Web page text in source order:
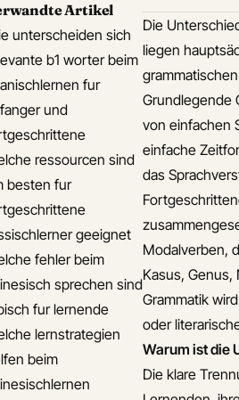
Artikel
unterscheiden sich
b1 worter beim
fur
und
ressourcen sind
besten fur
geeignet
fehler beim
sprechen sind
fur lernende
lernstrategien
beim
Die
liegen
Grundlegende
von einfachen
einfache
das
Modalverben,
Kasus,
Grammatik
oder
Warum ist die
Die klare